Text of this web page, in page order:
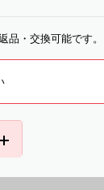
品・交換可能です。